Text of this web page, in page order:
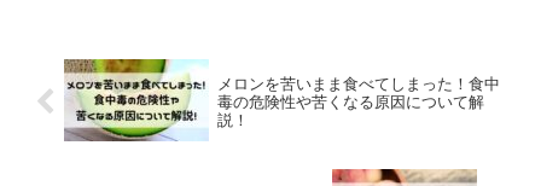
メロンを苦いまま食べてしまった！食中
毒の危険性や苦くなる原因について解
説！